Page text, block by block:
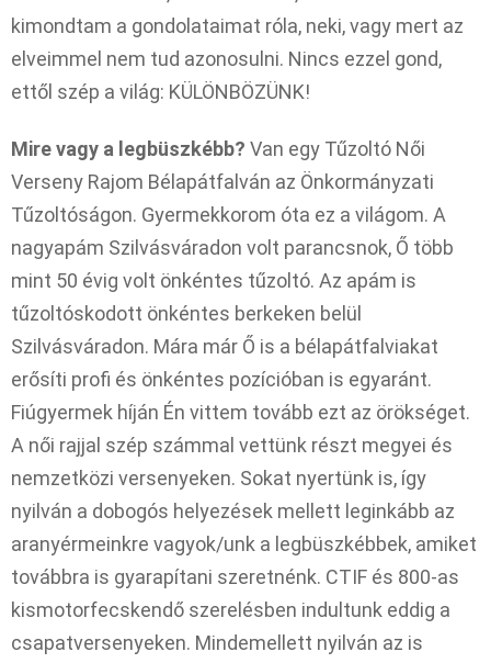
kimondtam a gondolataimat róla, neki, vagy mert az
elveimmel nem tud azonosulni. Nincs ezzel gond,
ettől szép a világ: KÜLÖNBÖZÜNK!
Mire vagy a legbüszkébb? Van egy Tűzoltó Női
Verseny Rajom Bélapátfalván az Önkormányzati
Tűzoltóságon. Gyermekkorom óta ez a világom. A
nagyapám Szilvásváradon volt parancsnok, Ő több
mint 50 évig volt önkéntes tűzoltó. Az apám is
tűzoltóskodott önkéntes berkeken belül
Szilvásváradon. Mára már Ő is a bélapátfalviakat
erősíti profi és önkéntes pozícióban is egyaránt.
Fiúgyermek híján Én vittem tovább ezt az örökséget.
A női rajjal szép számmal vettünk részt megyei és
nemzetközi versenyeken. Sokat nyertünk is, így
nyilván a dobogós helyezések mellett leginkább az
aranyérmeinkre vagyok/unk a legbüszkébbek, amiket
továbbra is gyarapítani szeretnénk. CTIF és 800-as
kismotorfecskendő szerelésben indultunk eddig a
csapatversenyeken. Mindemellett nyilván az is